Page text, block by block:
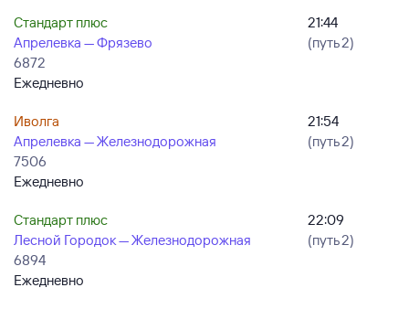
Стандарт плюс
Апрелевка — Фрязево
6872
Ежедневно
21:44
(путь 2)
Иволга
Апрелевка — Железнодорожная
7506
Ежедневно
21:54
(путь 2)
Стандарт плюс
Лесной Городок — Железнодорожная
6894
Ежедневно
22:09
(путь 2)